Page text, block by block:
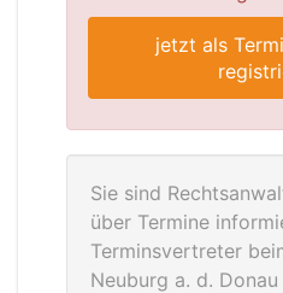
jetzt als
Sie sind
über Termine
Terminsvertreter
Neuburg a. d.